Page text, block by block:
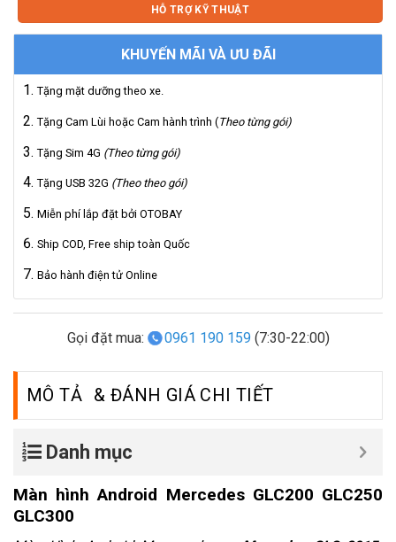
HỖ TRỢ KỸ THUẬT
KHUYẾN MÃI VÀ ƯU ĐÃI
Tặng mặt dưỡng theo xe.
Tặng Cam Lùi hoặc Cam hành trình (Theo từng gói)
Tặng Sim 4G (Theo từng gói)
Tặng USB 32G (Theo theo gói)
Miễn phí lắp đặt bởi OTOBAY
Ship COD, Free ship toàn Quốc
Bảo hành điện tử Online
Gọi đặt mua: 0961 190 159 (7:30-22:00)
MÔ TẢ
Danh mục
Màn hình Android Mercedes GLC200 GLC250
GLC300